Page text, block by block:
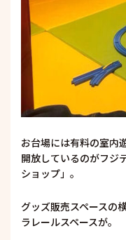
お台場には有料の室内
開放しているのがフジ
ショップ」。
グッズ販売スペースの
ラレールスペースが。